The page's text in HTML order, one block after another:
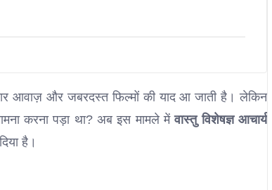
आवाज़ और जबरदस्त फिल्मों की याद आ जाती है। लेकिन
करना पड़ा था? अब इस मामले मेंवास्तु विशेषज्ञ आचार्य
है।